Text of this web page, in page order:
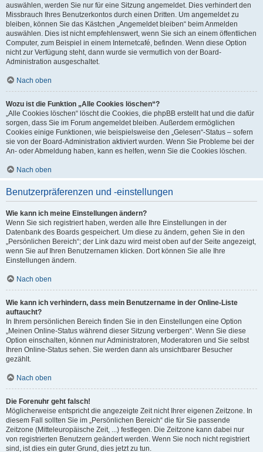
auswählen, werden Sie nur für eine Sitzung angemeldet. Dies verhindert den
Missbrauch Ihres Benutzerkontos durch einen Dritten. Um angemeldet zu
bleiben, können Sie das Kästchen „Angemeldet bleiben“ beim Anmelden
auswählen. Dies ist nicht empfehlenswert, wenn Sie sich an einem öffentlichen
Computer, zum Beispiel in einem Internetcafé, befinden. Wenn diese Option
nicht zur Verfügung steht, dann wurde sie vermutlich von der Board-
Administration ausgeschaltet.
Nach oben
Wozu ist die Funktion „Alle Cookies löschen“?
„Alle Cookies löschen“ löscht die Cookies, die phpBB erstellt hat und die dafür
sorgen, dass Sie im Forum angemeldet bleiben. Außerdem ermöglichen
Cookies einige Funktionen, wie beispielsweise den „Gelesen“-Status – sofern
sie von der Board-Administration aktiviert wurden. Wenn Sie Probleme bei der
An- oder Abmeldung haben, kann es helfen, wenn Sie die Cookies löschen.
Nach oben
Benutzerpräferenzen und -einstellungen
Wie kann ich meine Einstellungen ändern?
Wenn Sie sich registriert haben, werden alle Ihre Einstellungen in der
Datenbank des Boards gespeichert. Um diese zu ändern, gehen Sie in den
„Persönlichen Bereich“; der Link dazu wird meist oben auf der Seite angezeigt,
wenn Sie auf Ihren Benutzernamen klicken. Dort können Sie alle Ihre
Einstellungen ändern.
Nach oben
Wie kann ich verhindern, dass mein Benutzername in der Online-Liste
auftaucht?
In Ihrem persönlichen Bereich finden Sie in den Einstellungen eine Option
„Meinen Online-Status während dieser Sitzung verbergen“. Wenn Sie diese
Option einschalten, können nur Administratoren, Moderatoren und Sie selbst
Ihren Online-Status sehen. Sie werden dann als unsichtbarer Besucher
gezählt.
Nach oben
Die Forenuhr geht falsch!
Möglicherweise entspricht die angezeigte Zeit nicht Ihrer eigenen Zeitzone. In
diesem Fall sollten Sie im „Persönlichen Bereich“ die für Sie passende
Zeitzone (Mitteleuropäische Zeit, ...) festlegen. Die Zeitzone kann dabei nur
von registrierten Benutzern geändert werden. Wenn Sie noch nicht registriert
sind, ist dies ein guter Grund, dies jetzt zu tun.